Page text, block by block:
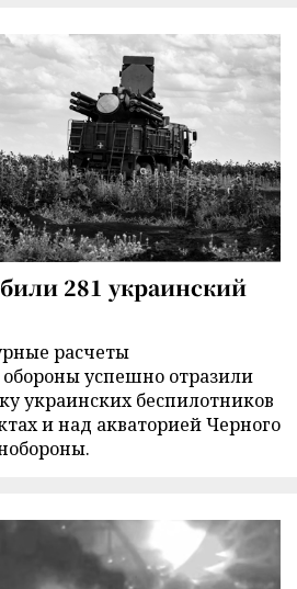
281 украинский
расчеты
успешно отразили
украинских беспилотников
и над акваторией Черного